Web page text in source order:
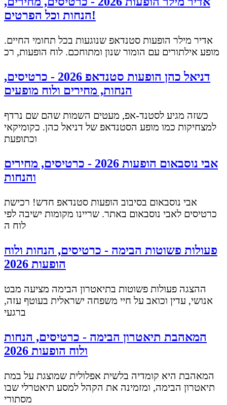
הנחות וכל הפרטים!
אדיר מילר הופעות סטנדאפ שנוגעות בכל תחומי החיים.
מופע אילתורים עם הומור שנון ומתוחכם. לוח הופעות, רכ
דניאל כהן הופעות סטנדאפ 2026 - כרטיסים,
הנחות, מחירים ולוח מופעים
כשזה מגיע לסטנד-אפ, מעטים השמות שהם שם נרדף
למצחיקות כמו מופע הסטנדאפ של דניאל כהן. כקומיקאי
וכתופעת
אבי נוסבאום הופעות 2026 - כרטיסים, מחירים
והנחות
אבי נוסבאום בסיבוב הופעות סטנדאפ חדש! רכישת
כרטיסים לאבי נוסבאום באתר. שריינו מקומות ישיבה לפי
לוח ה
פעולות פשוטות הבימה - כרטיסים, הנחות ולוח
הופעות 2026
ההצגה פעולות פשוטות בתיאטרון הבימה מציעה מבט
אנושי, עדין וכואב על חיי משפחה ישראלית בעוטף עזה,
ברגעי
המאהבת תיאטרון הבימה - כרטיסים, הנחות
ולוח הופעות 2026
המאהבת היא קומדיה בלשית אפלולית שמוצגת על במת
תיאטרון הבימה, ומזמינה את הקהל למסע תיאטרלי שבו
מסתורי